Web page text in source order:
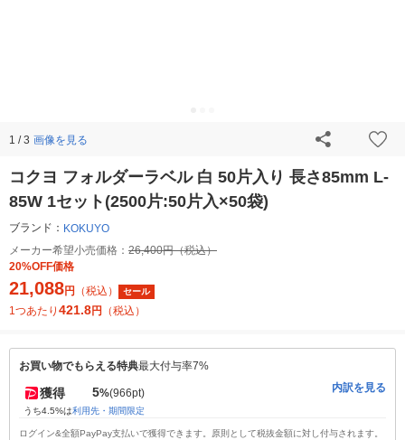
1 / 3 画像を見る
コクヨ フォルダーラベル 白 50片入り 長さ85mm L-
85W 1セット(2500片:50片入×50袋)
ブランド： KOKUYO
メーカー希望小売価格： 26,400円（税込）
20%OFF価格
21,088円 （税込） セール
1つあたり 421.8円 （税込）
お買い物でもらえる特典最大付与率7%
獲得 5%(966pt)
うち4.5%は利用先・期間限定
内訳を見る
ログイン&全額PayPay支払いで獲得できます。原則として税抜金額に対し付与されます。